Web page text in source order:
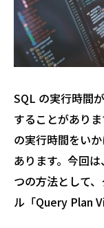
SQL の実行時間
することがあり
の実行時間をい
あります。今回
つの方法として
ル「Query Plan